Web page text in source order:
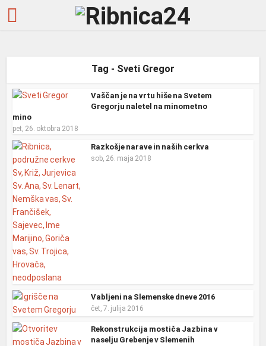
Tag - Sveti Gregor
Vaščan je na vrtu hiše na Svetem
Gregorju naletel na minometno
mino
pet, 26. oktobra 2018
Razkošje narave in naših cerkva
sob, 26. maja 2018
Vabljeni na Slemenske dneve 2016
čet, 7. julija 2016
Rekonstrukcija mostiča Jazbina v
naselju Grebenje v Slemenih